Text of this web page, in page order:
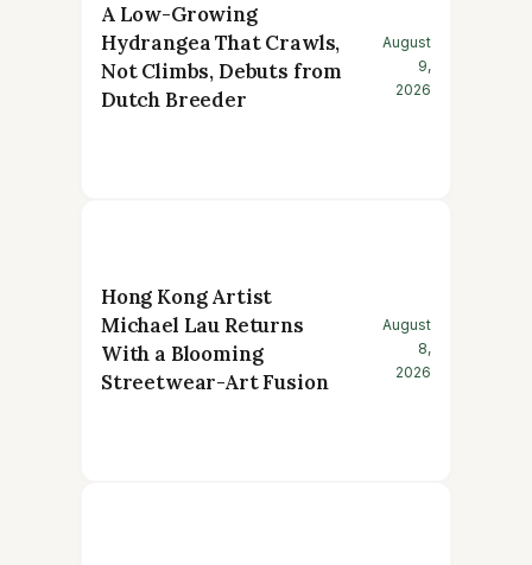
A Low-Growing
Hydrangea That Crawls,
Not Climbs, Debuts from
Dutch Breeder
August
9,
2026
Hong Kong Artist
Michael Lau Returns
With a Blooming
Streetwear-Art Fusion
August
8,
2026